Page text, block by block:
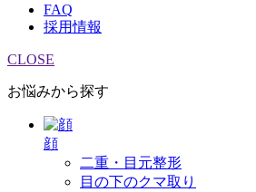
FAQ
採用情報
CLOSE
お悩みから探す
顔
二重・目元整形
目の下のクマ取り